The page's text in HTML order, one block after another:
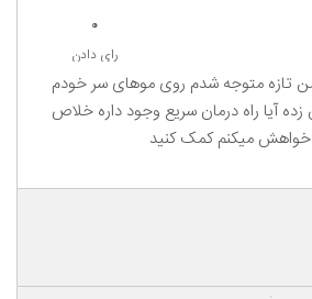
0
رای دادن
تازه متوجه شدم روی موهای سر خودم
آیا راه درمان سریع وجود داره خلاص
میکنم کمک کنید